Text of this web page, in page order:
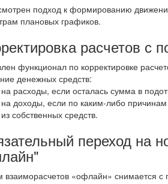
подход к формированию
плановых графиков.
расчетов с
функционал по корректировке
денежных средств:
на расходы, если осталась сумма в
на доходы, если по каким-либо
из собственных средств.
переход на
взаиморасчетов «офлайн» снимается с